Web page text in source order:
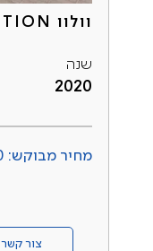
וולוו XC60 T8 INSCRIPTION
שנה
2020
מחיר מבוקש: ₪169,000
צור קשר